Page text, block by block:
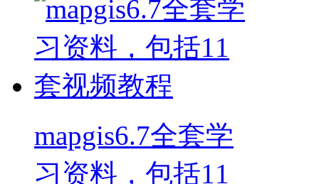
mapgis6.7全套学
习资料，包括11